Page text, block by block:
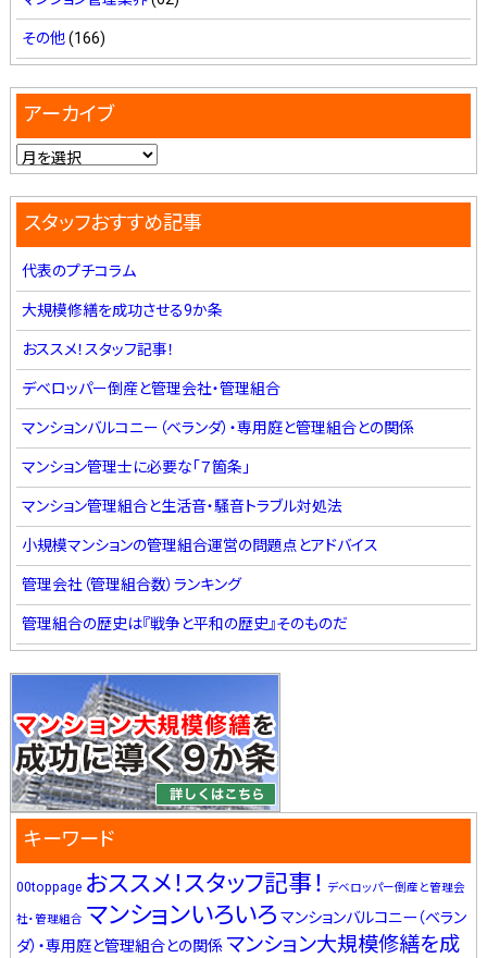
その他(166)
アーカイブ
スタッフおすすめ記事
代表のプチコラム
大規模修繕を成功させる9か条
おススメ！スタッフ記事！
デベロッパー倒産と管理会社・管理組合
マンションバルコニー（ベランダ）・専用庭と管理組合との関係
マンション管理士に必要な「７箇条」
マンション管理組合と生活音・騒音トラブル対処法
小規模マンションの管理組合運営の問題点とアドバイス
管理会社（管理組合数）ランキング
管理組合の歴史は『戦争と平和の歴史』そのものだ
キーワード
00toppage おススメ！スタッフ記事！ デベロッパー倒産と管理会
社・管理組合 マンションいろいろ マンションバルコニー（ベラン
ダ）・専用庭と管理組合との関係 マンション大規模修繕を成